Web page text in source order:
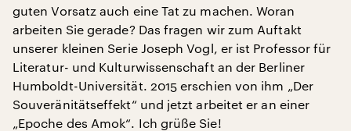
guten Vorsatz auch eine Tat zu machen. Woran
arbeiten Sie gerade? Das fragen wir zum Auftakt
unserer kleinen Serie Joseph Vogl, er ist Professor für
Literatur- und Kulturwissenschaft an der Berliner
Humboldt-Universität. 2015 erschien von ihm „Der
Souveränitätseffekt“ und jetzt arbeitet er an einer
„Epoche des Amok“. Ich grüße Sie!